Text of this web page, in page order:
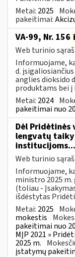
Metai: 2025
pakeitimai:
VA-99, Nr. 156
Web turinio
Informuojame,
d.
anglies dioksido
produktams bei į
Metai: 2024
pakeitimai nuo
Dėl Pridėtinės
lengvatų
institucijoms...
Web turinio
Informuojame,
ministro 2025 m.
(toliau -
išdėstytas
Metai: 2025
mokestis
pakeitimai nuo
MĮP 2021 »
2025 m.
įstatymų